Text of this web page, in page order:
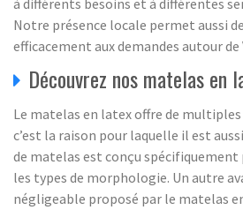
à différents besoins et à différentes
Notre présence locale permet aussi
efficacement aux demandes autour de
Découvrez nos matelas en
Le matelas en latex offre de
c’est la raison pour laquelle il est
de matelas est conçu spécifiquement
les types de morphologie. Un autre
négligeable proposé par le matelas